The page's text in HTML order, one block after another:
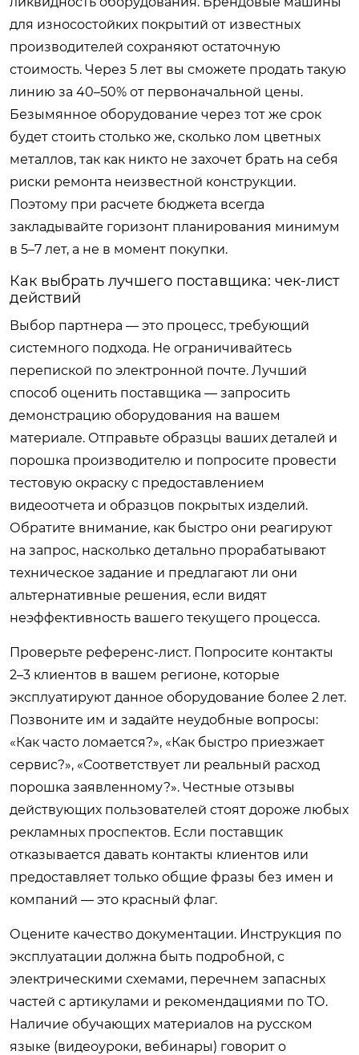
для износостойких покрытий от известных
производителей сохраняют остаточную
стоимость. Через 5 лет вы сможете продать такую
линию за 40–50% от первоначальной цены.
Безымянное оборудование через тот же срок
будет стоить столько же, сколько лом цветных
металлов, так как никто не захочет брать на себя
риски ремонта неизвестной конструкции.
Поэтому при расчете бюджета всегда
закладывайте горизонт планирования минимум
в 5–7 лет, а не в момент покупки.
Как выбрать лучшего поставщика: чек-лист
действий
Выбор партнера — это процесс, требующий
системного подхода. Не ограничивайтесь
перепиской по электронной почте. Лучший
способ оценить поставщика — запросить
демонстрацию оборудования на вашем
материале. Отправьте образцы ваших деталей и
порошка производителю и попросите провести
тестовую окраску с предоставлением
видеоотчета и образцов покрытых изделий.
Обратите внимание, как быстро они реагируют
на запрос, насколько детально прорабатывают
техническое задание и предлагают ли они
альтернативные решения, если видят
неэффективность вашего текущего процесса.
Проверьте референс-лист. Попросите контакты
2–3 клиентов в вашем регионе, которые
эксплуатируют данное оборудование более 2 лет.
Позвоните им и задайте неудобные вопросы:
«Как часто ломается?», «Как быстро приезжает
сервис?», «Соответствует ли реальный расход
порошка заявленному?». Честные отзывы
действующих пользователей стоят дороже любых
рекламных проспектов. Если поставщик
отказывается давать контакты клиентов или
предоставляет только общие фразы без имен и
компаний — это красный флаг.
Оцените качество документации. Инструкция по
эксплуатации должна быть подробной, с
электрическими схемами, перечнем запасных
частей с артикулами и рекомендациями по ТО.
Наличие обучающих материалов на русском
языке (видеоуроки, вебинары) говорит о